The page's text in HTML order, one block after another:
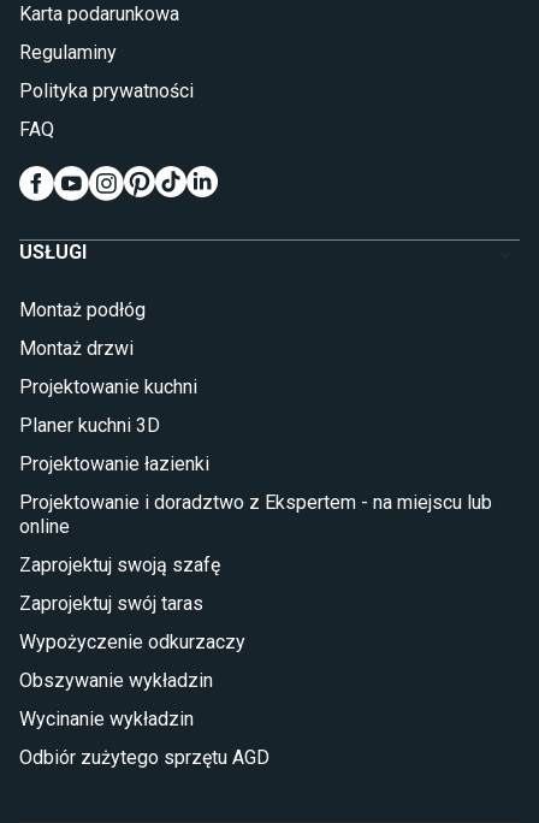
Materace piankowe
Kinkiety do sypialni
Pokój dziecięcy
Meble do pokoju dziecięcego
Komody dla dzieci
Łóżka dla dziecka (młodzieżowe)
Taras i balkon
Sztuczna trawa miękka
Koce i pledy
Płytki na balkon
Lampy stojące LED
Płytki
Płytki Cersanit
Płytki wielkoformatowe
Glazura
Płytki marmurowe
Karta podarunkowa
Regulaminy
Polityka prywatności
FAQ
USŁUGI
Montaż podłóg
Montaż drzwi
Projektowanie kuchni
Planer kuchni 3D
Projektowanie łazienki
Projektowanie i doradztwo z Ekspertem - na miejscu lub
online
Zaprojektuj swoją szafę
Zaprojektuj swój taras
Wypożyczenie odkurzaczy
Obszywanie wykładzin
Wycinanie wykładzin
Odbiór zużytego sprzętu AGD